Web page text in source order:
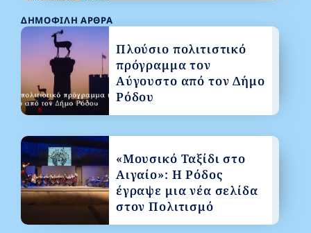
ΔΗΜΟΦΙΛΉ ΆΡΘΡΑ
Πλούσιο πολιτιστικό
πρόγραμμα τον
Αύγουστο από τον Δήμο
Ρόδου
«Μουσικό Ταξίδι στο
Αιγαίο»: Η Ρόδος
έγραψε μια νέα σελίδα
στον Πολιτισμό